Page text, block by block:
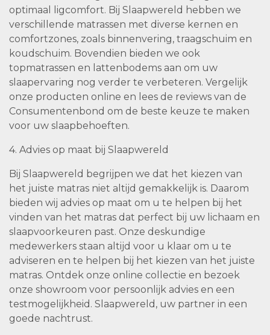
optimaal ligcomfort. Bij Slaapwereld hebben we
verschillende matrassen met diverse kernen en
comfortzones, zoals binnenvering, traagschuim en
koudschuim. Bovendien bieden we ook
topmatrassen en lattenbodems aan om uw
slaapervaring nog verder te verbeteren. Vergelijk
onze producten online en lees de reviews van de
Consumentenbond om de beste keuze te maken
voor uw slaapbehoeften.
4. Advies op maat bij Slaapwereld
Bij Slaapwereld begrijpen we dat het kiezen van
het juiste matras niet altijd gemakkelijk is. Daarom
bieden wij advies op maat om u te helpen bij het
vinden van het matras dat perfect bij uw lichaam en
slaapvoorkeuren past. Onze deskundige
medewerkers staan altijd voor u klaar om u te
adviseren en te helpen bij het kiezen van het juiste
matras. Ontdek onze online collectie en bezoek
onze showroom voor persoonlijk advies en een
testmogelijkheid. Slaapwereld, uw partner in een
goede nachtrust.